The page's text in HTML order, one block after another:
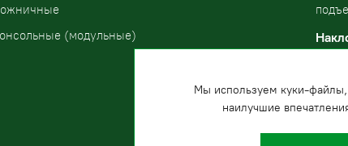
(модульные)
Мы используем куки-файлы,
наилучшие